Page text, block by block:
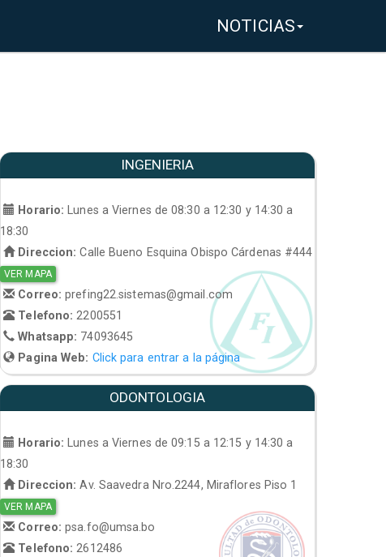
NOTICIAS
INGENIERIA
Horario:
Lunes a Viernes de 08:30 a 12:30 y 14:30 a
18:30
Direccion: Calle Bueno Esquina Obispo Cárdenas #444
VER MAPA
Correo:prefing22.sistemas@gmail.com
Telefono: 2200551
Whatsapp: 74093645
Pagina Web: Click para entrar a la página
ODONTOLOGIA
Horario:
Lunes a Viernes de 09:15 a 12:15 y 14:30 a
18:30
Direccion: Av. Saavedra Nro.2244, Miraflores Piso 1
VER MAPA
Correo:psa.fo@umsa.bo
Telefono: 2612486